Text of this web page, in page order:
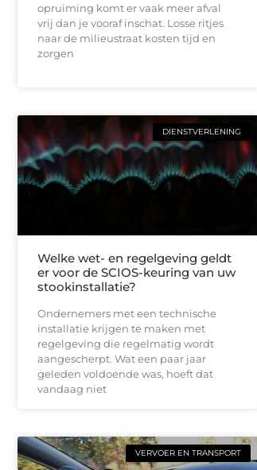
opruiming komt er vaak meer afval
vrij dan je vooraf inschat. Losse ritjes
naar de milieustraat kosten tijd en
zorgen
DIENSTVERLENING
Welke wet- en regelgeving geldt
er voor de SCIOS-keuring van uw
stookinstallatie?
Ondernemers met een technische
installatie krijgen te maken met
regelgeving die regelmatig wordt
aangescherpt. Wat een paar jaar
geleden voldoende was, hoeft dat
vandaag niet
VERVOER EN TRANSPORT